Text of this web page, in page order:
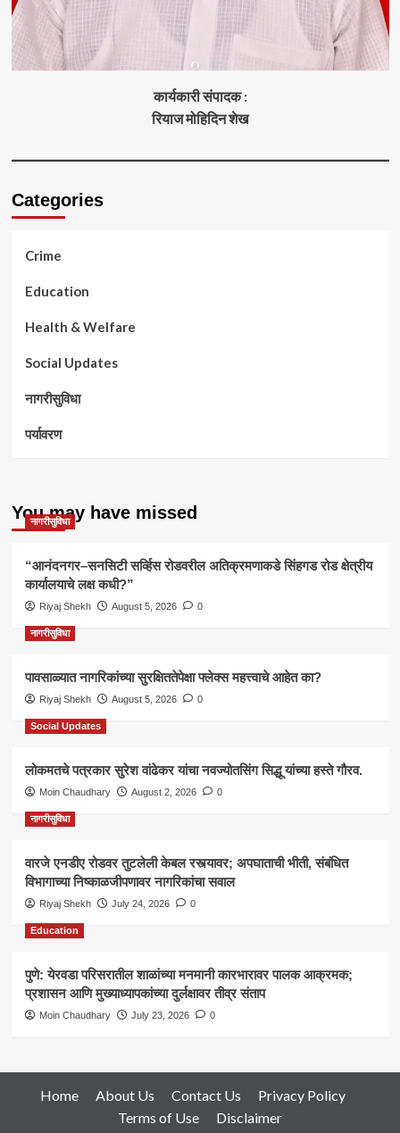
कार्यकारी संपादक :
रियाज मोहिदिन शेख
Categories
Crime
Education
Health & Welfare
Social Updates
नागरीसुविधा
पर्यावरण
You may have missed
नागरीसुविधा
“आनंदनगर–सनसिटी सर्व्हिस रोडवरील अतिक्रमणाकडे सिंहगड रोड क्षेत्रीय
कार्यालयाचे लक्ष कधी?”
Riyaj Shekh August 5, 2026 0
नागरीसुविधा
पावसाळ्यात नागरिकांच्या सुरक्षिततेपेक्षा फ्लेक्स महत्त्वाचे आहेत का?
Riyaj Shekh August 5, 2026 0
Social Updates
लोकमतचे पत्रकार सुरेश वांढेकर यांचा नवज्योतसिंग सिद्धू यांच्या हस्ते गौरव.
Moin Chaudhary August 2, 2026 0
नागरीसुविधा
वारजे एनडीए रोडवर तुटलेली केबल रस्त्यावर; अपघाताची भीती, संबंधित
विभागाच्या निष्काळजीपणावर नागरिकांचा सवाल
Riyaj Shekh July 24, 2026 0
Education
पुणे: येरवडा परिसरातील शाळांच्या मनमानी कारभारावर पालक आक्रमक;
प्रशासन आणि मुख्याध्यापकांच्या दुर्लक्षावर तीव्र संताप
Moin Chaudhary July 23, 2026 0
Home About Us Contact Us
Privacy Policy
Terms of Use
Disclaimer